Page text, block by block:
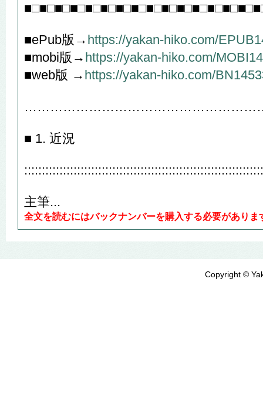
■ePub版→ https://yakan-hiko.com/
■mobi版→ https://yakan-hiko.com/
■web版 → https://yakan-hiko.com/
■ 1. 近況
主筆...
全文を読むにはバックナンバーを購入する必要がありま
Copyright ©